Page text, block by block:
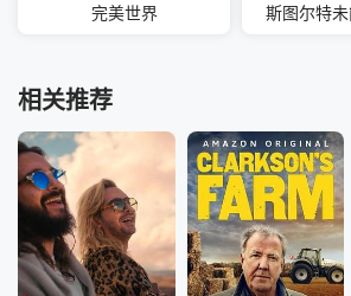
完美世界 斯图尔特
相关推荐